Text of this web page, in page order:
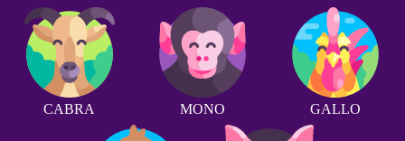
CABRA MONO GALLO